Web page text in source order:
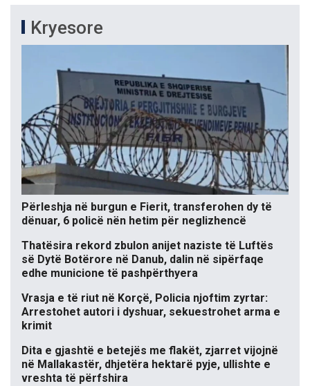
Kryesore
Përleshja në burgun e Fierit, transferohen dy të
dënuar, 6 policë nën hetim për neglizhencë
Thatësira rekord zbulon anijet naziste të Luftës
së Dytë Botërore në Danub, dalin në sipërfaqe
edhe municione të pashpërthyera
Vrasja e të riut në Korçë, Policia njoftim zyrtar:
Arrestohet autori i dyshuar, sekuestrohet arma e
krimit
Dita e gjashtë e betejës me flakët, zjarret vijojnë
në Mallakastër, dhjetëra hektarë pyje, ullishte e
vreshta të përfshira